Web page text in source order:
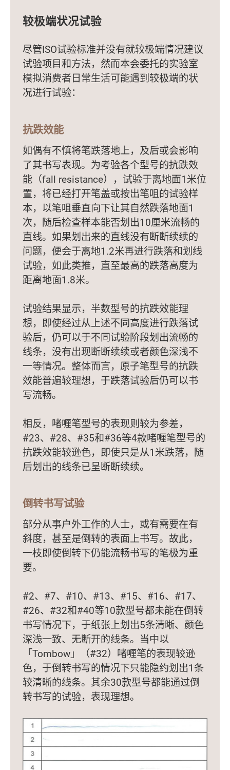
较极端状况试验
尽管ISO试验标准并没有就较极端情况建议
试验项目和方法，然而本会委托的实验室
模拟消费者日常生活可能遇到较极端的状
况进行试验：
抗跌效能
如偶有不慎将笔跌落地上，及后或会影响
了其书写表现。为考验各个型号的抗跌效
能（fall resistance），试验于离地面1米位
置，将已经打开笔盖或按出笔咀的试验样
本，以笔咀垂直向下让其自然跌落地面1
次，随后检查样本能否划出10厘米流畅的
直线。如果划出来的直线没有断断续续的
问题，便会于离地1.2米再进行跌落和划线
试验，如此类推，直至最高的跌落高度为
距离地面1.8米。
试验结果显示，半数型号的抗跌效能理
想，即使经过从上述不同高度进行跌落试
验后，仍可以于不同试验阶段划出流畅的
线条，没有出现断断续续或者颜色深浅不
一等情况。整体而言，原子笔型号的抗跌
效能普遍较理想，于跌落试验后仍可以书
写流畅。
相反，啫喱笔型号的表现则较为参差，
#23、#28、#35和#36等4款啫喱笔型号的
抗跌效能较逊色，即使只是从1米跌落，随
后划出的线条已呈断断续续。
倒转书写试验
部分从事户外工作的人士，或有需要在有
斜度，甚至是倒转的表面上书写。故此，
一枝即使倒转下仍能流畅书写的笔极为重
要。
#2、#7、#10、#13、#15、#16、#17、
#26、#32和#40等10款型号都未能在倒转
书写情况下，于纸张上划出5条清晰、颜色
深浅一致、无断开的线条。当中以
「Tombow」（#32）啫喱笔的表现较逊
色，于倒转书写的情况下只能隐约划出1条
较清晰的线条。其余30款型号都能通过倒
转书写的试验，表现理想。